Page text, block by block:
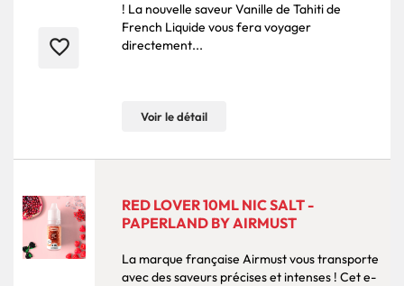
favorite_border
! La nouvelle saveur Vanille de Tahiti de
French Liquide vous fera voyager
directement...
Voir le détail
RED LOVER 10ML NIC SALT -
PAPERLAND BY AIRMUST
La marque française Airmust vous transporte
avec des saveurs précises et intenses ! Cet e-